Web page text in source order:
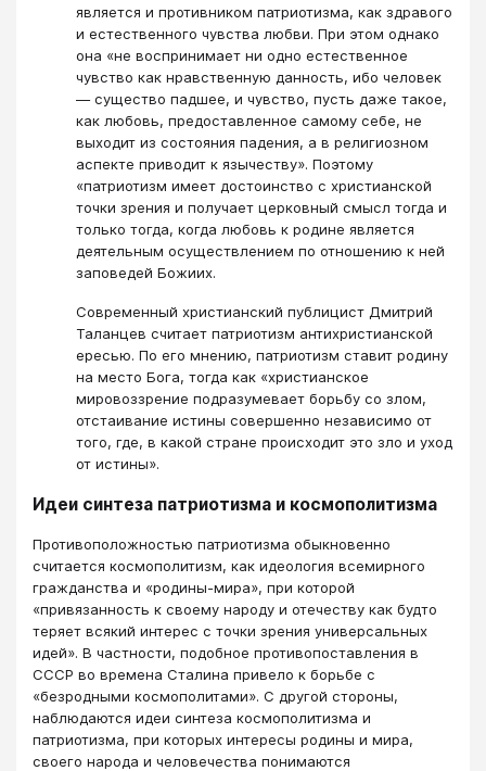
является и противником патриотизма, как здравого
и естественного чувства любви. При этом однако
она «не воспринимает ни одно естественное
чувство как нравственную данность, ибо человек
— существо падшее, и чувство, пусть даже такое,
как любовь, предоставленное самому себе, не
выходит из состояния падения, а в религиозном
аспекте приводит к язычеству». Поэтому
«патриотизм имеет достоинство с христианской
точки зрения и получает церковный смысл тогда и
только тогда, когда любовь к родине является
деятельным осуществлением по отношению к ней
заповедей Божиих.
Современный христианский публицист Дмитрий
Таланцев считает патриотизм антихристианской
ересью. По его мнению, патриотизм ставит родину
на место Бога, тогда как «христианское
мировоззрение подразумевает борьбу со злом,
отстаивание истины совершенно независимо от
того, где, в какой стране происходит это зло и уход
от истины».
Идеи синтеза патриотизма и космополитизма
Противоположностью патриотизма обыкновенно
считается космополитизм, как идеология всемирного
гражданства и «родины-мира», при которой
«привязанность к своему народу и отечеству как будто
теряет всякий интерес с точки зрения универсальных
идей». В частности, подобное противопоставления в
СССР во времена Сталина привело к борьбе с
«безродными космополитами». С другой стороны,
наблюдаются идеи синтеза космополитизма и
патриотизма, при которых интересы родины и мира,
своего народа и человечества понимаются